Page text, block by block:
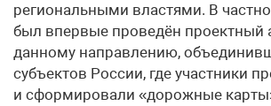
региональными властями. В
был впервые проведён проектный
данному направлению,
субъектов России, где участники
и сформировали «дорожные